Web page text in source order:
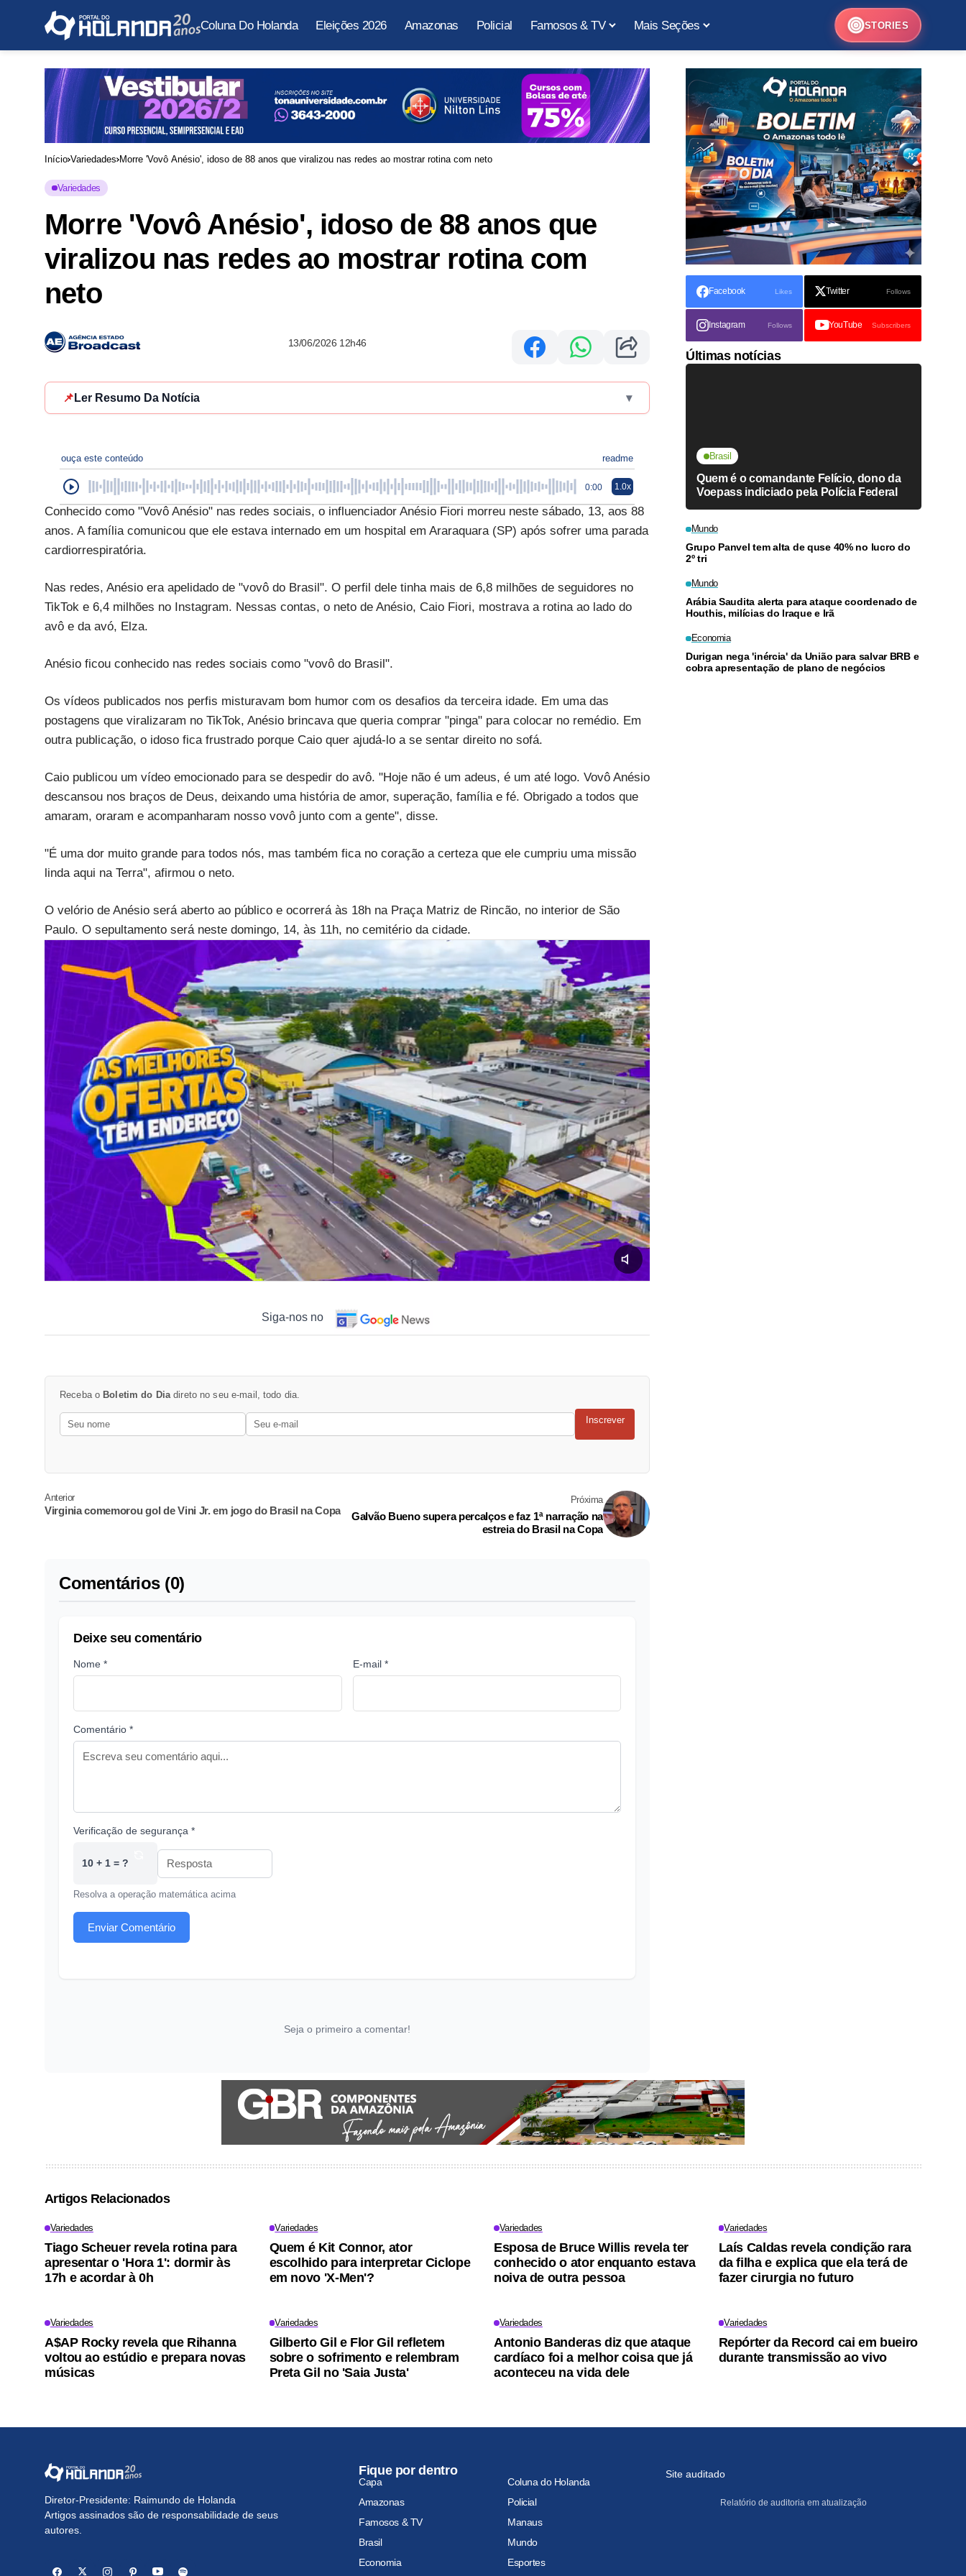
Coluna Do Holanda Eleições 2026 Amazonas Policial Famosos & TV Mais Seções STORIES
Início Variedades Morre 'Vovô Anésio', idoso de 88 anos que viralizou nas redes ao mostrar rotina com neto
Variedades
Morre 'Vovô Anésio', idoso de 88 anos que
viralizou nas redes ao mostrar rotina com
neto
13/06/2026 12h46
📌 Ler Resumo Da Notícia ▾
ouça este conteúdo readme
0:00 1.0x
Conhecido como "Vovô Anésio" nas redes sociais, o influenciador Anésio Fiori morreu neste sábado, 13, aos 88
anos. A família comunicou que ele estava internado em um hospital em Araraquara (SP) após sofrer uma parada
cardiorrespiratória.
Nas redes, Anésio era apelidado de "vovô do Brasil". O perfil dele tinha mais de 6,8 milhões de seguidores no
TikTok e 6,4 milhões no Instagram. Nessas contas, o neto de Anésio, Caio Fiori, mostrava a rotina ao lado do
avô e da avó, Elza.
Anésio ficou conhecido nas redes sociais como "vovô do Brasil".
Os vídeos publicados nos perfis misturavam bom humor com os desafios da terceira idade. Em uma das
postagens que viralizaram no TikTok, Anésio brincava que queria comprar "pinga" para colocar no remédio. Em
outra publicação, o idoso fica frustrado porque Caio quer ajudá-lo a se sentar direito no sofá.
Caio publicou um vídeo emocionado para se despedir do avô. "Hoje não é um adeus, é um até logo. Vovô Anésio
descansou nos braços de Deus, deixando uma história de amor, superação, família e fé. Obrigado a todos que
amaram, oraram e acompanharam nosso vovô junto com a gente", disse.
"É uma dor muito grande para todos nós, mas também fica no coração a certeza que ele cumpriu uma missão
linda aqui na Terra", afirmou o neto.
O velório de Anésio será aberto ao público e ocorrerá às 18h na Praça Matriz de Rincão, no interior de São
Paulo. O sepultamento será neste domingo, 14, às 11h, no cemitério da cidade.
Siga-nos no
Receba o Boletim do Diadireto no seu e-mail, todo dia.
Inscrever
Anterior
Virginia comemorou gol de Vini Jr. em jogo do Brasil na Copa
Próxima
Galvão Bueno supera percalços e faz 1ª narração na
estreia do Brasil na Copa
Comentários (0)
Deixe seu comentário
Nome * E-mail *
Comentário *
Verificação de segurança *
10 + 1 = ?
Resolva a operação matemática acima
Enviar Comentário
Seja o primeiro a comentar!
Facebook Likes Twitter Follows
Instagram Follows YouTube Subscribers
Últimas notícias
Brasil
Quem é o comandante Felício, dono da
Voepass indiciado pela Polícia Federal
Mundo
Grupo Panvel tem alta de quse 40% no lucro do
2º tri
Mundo
Arábia Saudita alerta para ataque coordenado de
Houthis, milícias do Iraque e Irã
Economia
Durigan nega 'inércia' da União para salvar BRB e
cobra apresentação de plano de negócios
Artigos Relacionados
Variedades
Tiago Scheuer revela rotina para
apresentar o 'Hora 1': dormir às
17h e acordar à 0h
Variedades
Quem é Kit Connor, ator
escolhido para interpretar Ciclope
em novo 'X-Men'?
Variedades
Esposa de Bruce Willis revela ter
conhecido o ator enquanto estava
noiva de outra pessoa
Variedades
Laís Caldas revela condição rara
da filha e explica que ela terá de
fazer cirurgia no futuro
Variedades
A$AP Rocky revela que Rihanna
voltou ao estúdio e prepara novas
músicas
Variedades
Gilberto Gil e Flor Gil refletem
sobre o sofrimento e relembram
Preta Gil no 'Saia Justa'
Variedades
Antonio Banderas diz que ataque
cardíaco foi a melhor coisa que já
aconteceu na vida dele
Variedades
Repórter da Record cai em bueiro
durante transmissão ao vivo
Diretor-Presidente: Raimundo de Holanda
Artigos assinados são de responsabilidade de seus
autores.
Fique por dentro
Capa
Coluna do Holanda
Amazonas
Policial
Famosos & TV
Manaus
Brasil
Mundo
Economia
Esportes
Site auditado
Relatório de auditoria em atualização